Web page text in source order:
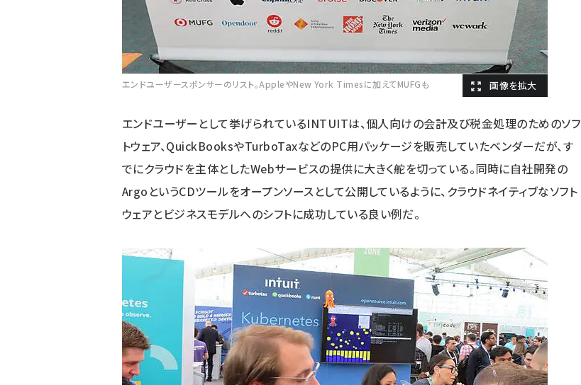
エンドユーザースポンサーのリスト。AppleやNew York Timesに加えてMUFGも
エンドユーザーとして挙げられているINTUITは、個人向けの会計及び税金処理のためのソフ
トウェア、QuickBooksやTurboTaxなどのPC用パッケージを販売していたベンダーだが、す
でにクラウドを主体としたWebサービスの提供に大きく舵を切っている。同時に自社開発の
ArgoというCDツールをオープンソースとして公開しているように、クラウドネイティブなソフト
ウェアとビジネスモデルへのシフトに成功している良い例だ。